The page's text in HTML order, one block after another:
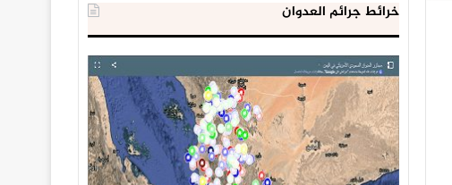
خرائط جرائم العدوان